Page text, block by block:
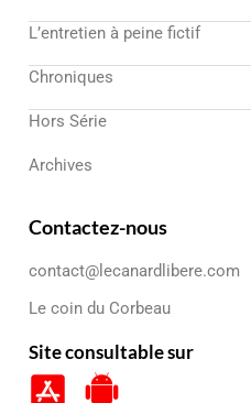
L’entretien à peine fictif
Chroniques
Hors Série
Archives
Contactez-nous
contact@lecanardlibere.com
Le coin du Corbeau
Site consultable sur